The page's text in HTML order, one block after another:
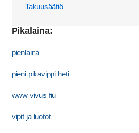
Takuusäätiö
Pikalaina:
pienlaina
pieni pikavippi heti
www vivus fiu
vipit ja luotot